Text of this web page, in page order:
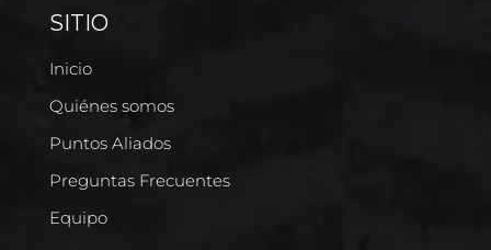
SITIO
Inicio
Quiénes somos
Puntos Aliados
Preguntas Frecuentes
Equipo